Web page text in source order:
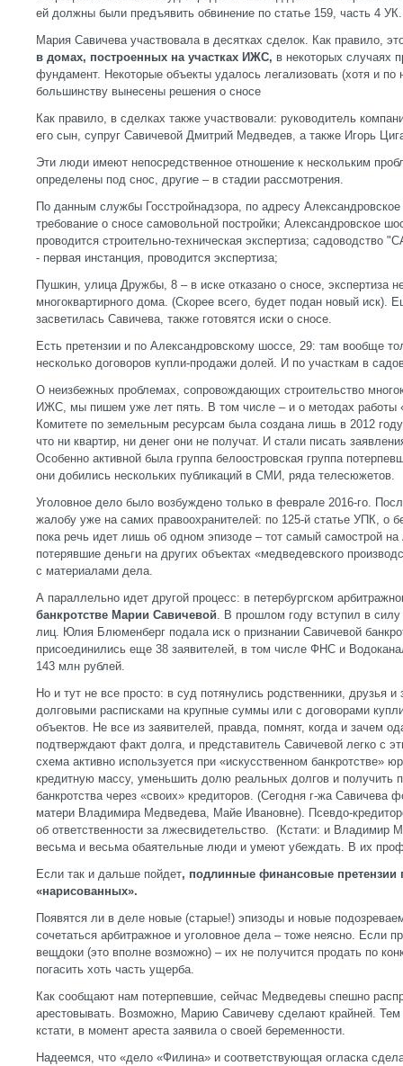
ей должны были предъявить обвинение по статье 159, часть 4 УК.
Мария Савичева участвовала в десятках сделок. Как правило,
в домах, построенных на участках ИЖС, в некоторых случаях
фундамент. Некоторые объекты удалось легализовать (хотя и
большинству вынесены решения о сносе
Как правило, в сделках также участвовали: руководитель
его сын, супруг Савичевой Дмитрий Медведев, а также Игорь
Эти люди имеют непосредственное отношение к нескольким
определены под снос, другие – в стадии рассмотрения.
По данным службы Госстройнадзора, по адресу
требование о сносе самовольной постройки; Александровское
проводится строительно-техническая экспертиза;
- первая инстанция, проводится экспертиза;
Пушкин, улица Дружбы, 8 – в иске отказано о сносе, экспертиза
многоквартирного дома. (Скорее всего, будет подан новый иск).
засветилась Савичева, также готовятся иски о сносе.
Есть претензии и по Александровскому шоссе, 29: там вообще
несколько договоров купли-продажи долей. И по участкам в
О неизбежных проблемах, сопровождающих строительство
ИЖС, мы пишем уже лет пять. В том числе – и о методах работы
Комитете по земельным ресурсам была создана лишь в 2012
что ни квартир, ни денег они не получат. И стали писать
Особенно активной была группа белоостровская группа
они добились нескольких публикаций в СМИ, ряда
Уголовное дело было возбуждено только в феврале 2016-го.
жалобу уже на самих правоохранителей: по 125-й статье УПК, о
пока речь идет лишь об одном эпизоде – тот самый самострой
потерявшие деньги на других объектах «медведевского
с материалами дела.
А параллельно идет другой процесс: в петербургском
банкротстве Марии Савичевой. В прошлом году вступил в силу
лиц. Юлия Блюменберг подала иск о признании Савичевой
присоединились еще 38 заявителей, в том числе ФНС и
143 млн рублей.
Но и тут не все просто: в суд потянулись родственники, друзья
долговыми расписками на крупные суммы или с договорами
объектов. Не все из заявителей, правда, помнят, когда и зачем
подтверждают факт долга, и представитель Савичевой легко с
схема активно используется при «искусственном банкротстве»
кредитную массу, уменьшить долю реальных долгов и получить
банкротства через «своих» кредиторов. (Сегодня г-жа Савичева
матери Владимира Медведева, Майе Ивановне). Псевдо-
об ответственности за лжесвидетельство. (Кстати: и Владимир
весьма и весьма обаятельные люди и умеют убеждать. В их
Если так и дальше пойдет, подлинные финансовые претензии
«нарисованных».
Появятся ли в деле новые (старые!) эпизоды и новые
сочетаться арбитражное и уголовное дела – тоже неясно. Если
вещдоки (это вполне возможно) – их не получится продать по
погасить хоть часть ущерба.
Как сообщают нам потерпевшие, сейчас Медведевы спешно
арестовывать. Возможно, Марию Савичеву сделают крайней.
кстати, в момент ареста заявила о своей беременности.
Надеемся, что «дело «Филина» и соответствующая огласка